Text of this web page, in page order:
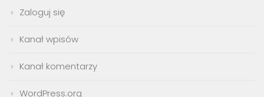
Zaloguj się
Kanał wpisów
Kanał komentarzy
WordPress.org